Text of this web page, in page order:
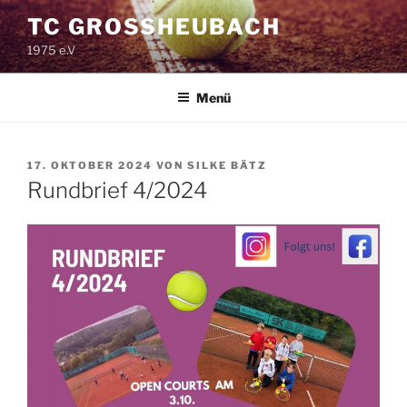
Zum
Inhalt
springen
TC GROSSHEUBACH
1975 e.V
Menü
VERÖFFENTLICHT
AM
17. OKTOBER 2024 VON SILKE BÄTZ
Rundbrief 4/2024